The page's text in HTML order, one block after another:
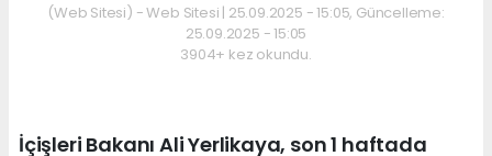
(Web Sitesi) - Web Sitesi | 25.09.2025 - 15:05, Güncelleme:
25.09.2025 - 15:05
3904+ kez okundu.
İçişleri Bakanı Ali Yerlikaya, son 1 haftada